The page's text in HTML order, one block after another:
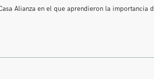
Alianza en el que aprendieron la importancia